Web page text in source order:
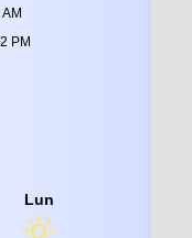
PM
Lun